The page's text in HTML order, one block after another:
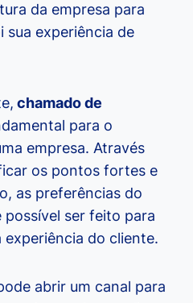
da empresa para
experiência de
chamado de
para o
empresa. Através
os pontos fortes e
as preferências do
ser feito para
experiência do cliente.
abrir um canal para